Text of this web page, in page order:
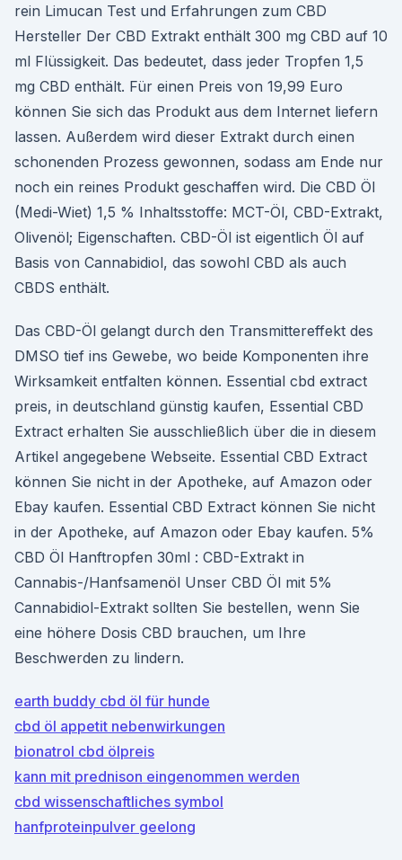
rein Limucan Test und Erfahrungen zum CBD
Hersteller Der CBD Extrakt enthält 300 mg CBD auf 10
ml Flüssigkeit. Das bedeutet, dass jeder Tropfen 1,5
mg CBD enthält. Für einen Preis von 19,99 Euro
können Sie sich das Produkt aus dem Internet liefern
lassen. Außerdem wird dieser Extrakt durch einen
schonenden Prozess gewonnen, sodass am Ende nur
noch ein reines Produkt geschaffen wird. Die CBD Öl
(Medi-Wiet) 1,5 % Inhaltsstoffe: MCT-Öl, CBD-Extrakt,
Olivenöl; Eigenschaften. CBD-Öl ist eigentlich Öl auf
Basis von Cannabidiol, das sowohl CBD als auch
CBDS enthält.
Das CBD-Öl gelangt durch den Transmittereffekt des
DMSO tief ins Gewebe, wo beide Komponenten ihre
Wirksamkeit entfalten können. Essential cbd extract
preis, in deutschland günstig kaufen, Essential CBD
Extract erhalten Sie ausschließlich über die in diesem
Artikel angegebene Webseite. Essential CBD Extract
können Sie nicht in der Apotheke, auf Amazon oder
Ebay kaufen. Essential CBD Extract können Sie nicht
in der Apotheke, auf Amazon oder Ebay kaufen. 5%
CBD Öl Hanftropfen 30ml : CBD-Extrakt in
Cannabis-/Hanfsamenöl Unser CBD Öl mit 5%
Cannabidiol-Extrakt sollten Sie bestellen, wenn Sie
eine höhere Dosis CBD brauchen, um Ihre
Beschwerden zu lindern.
earth buddy cbd öl für hunde
cbd öl appetit nebenwirkungen
bionatrol cbd ölpreis
kann mit prednison eingenommen werden
cbd wissenschaftliches symbol
hanfproteinpulver geelong